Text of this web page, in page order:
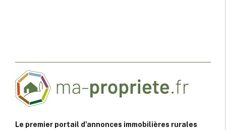
Le premier portail d'annonces immobilières rurales